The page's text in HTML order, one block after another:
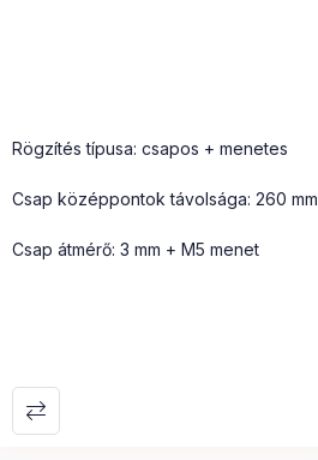
Rögzítés típusa: csapos + menetes
Csap középpontok távolsága: 260 mm
Csap átmérő: 3 mm + M5 menet